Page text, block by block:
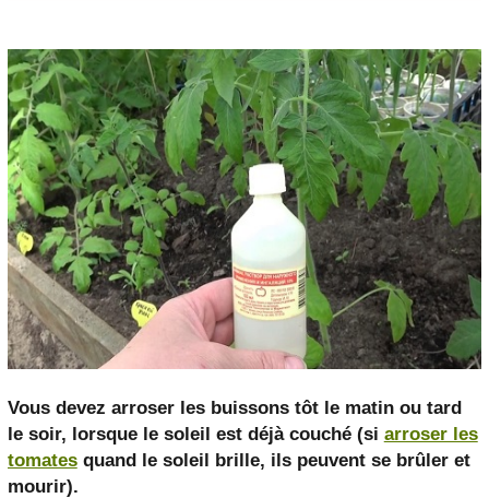
Vous devez arroser les buissons tôt le matin ou tard
le soir, lorsque le soleil est déjà couché (si arroser les
tomatesquand le soleil brille, ils peuvent se brûler et
mourir).